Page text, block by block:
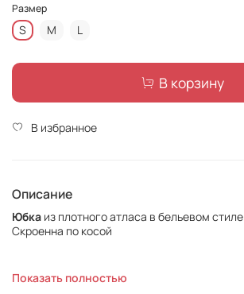
Размер
S M L
В корзину
В избранное
Описание
Юбка из плотного атласа в бельевом стиле
Скроенна по косой
Состав:
Длина 105 см
Показать полностью